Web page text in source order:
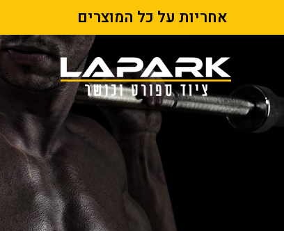
אחריות על כל המוצרים